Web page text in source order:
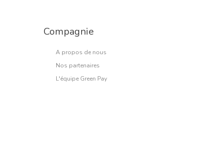
Compagnie
A propos de nous
Nos partenaires
L'équipe Green Pay